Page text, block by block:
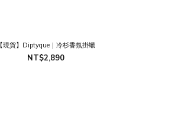
【現貨】Diptyque｜冷杉香氛掛蠟
NT$2,890